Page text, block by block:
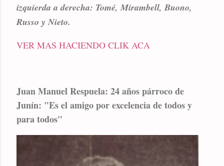
izquierda a derecha: Tomé, Mirambell, Buono,
Russo y Nieto.
VER MAS HACIENDO CLIK ACA
Juan Manuel Respuela: 24 años párroco de
Junín: "Es el amigo por excelencia de todos y
para todos"